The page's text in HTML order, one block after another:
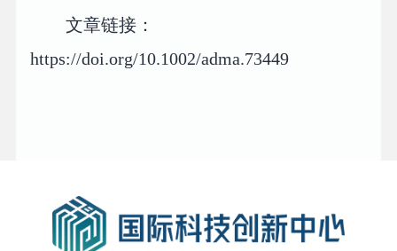
文章链接：
https://doi.org/10.1002/adma.73449